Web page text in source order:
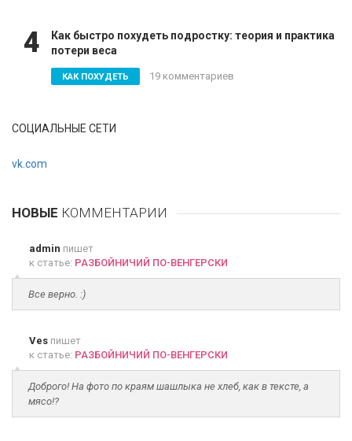
4
Как быстро похудеть подростку: теория и практика
потери веса
КАК ПОХУДЕТЬ 19 комментариев
СОЦИАЛЬНЫЕ СЕТИ
vk.com
НОВЫЕ КОММЕНТАРИИ
admin пишет
к статье: РАЗБОЙНИЧИЙ ПО-ВЕНГЕРСКИ
Все верно. :)
Ves пишет
к статье: РАЗБОЙНИЧИЙ ПО-ВЕНГЕРСКИ
Доброго! На фото по краям шашлыка не хлеб, как в тексте, а
мясо!?